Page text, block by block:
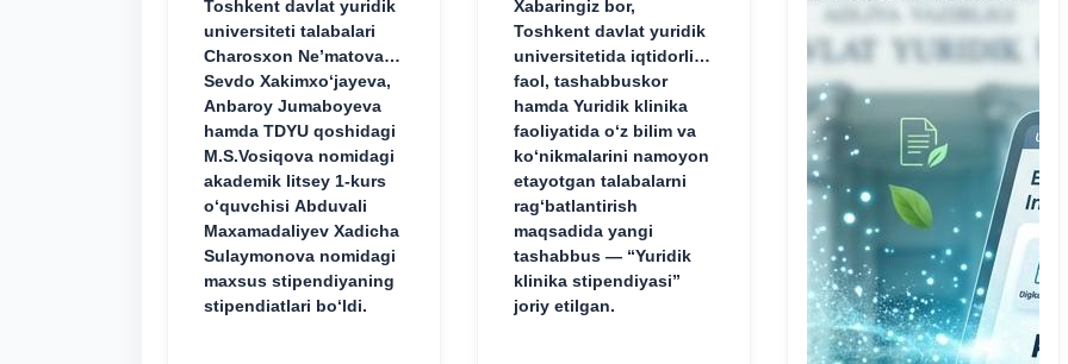
Toshkent davlat yuridik
universiteti talabalari
Charosxon Ne’matova,
Sevdo Xakimxo‘jayeva,
Anbaroy Jumaboyeva
hamda TDYU qoshidagi
M.S.Vosiqova nomidagi
akademik litsey 1-kurs
o‘quvchisi Abduvali
Maxamadaliyev Xadicha
Sulaymonova nomidagi
maxsus stipendiyaning
stipendiatlari bo‘ldi.
Xabaringiz bor,
Toshkent davlat yuridik
universitetida iqtidorli,
faol, tashabbuskor
hamda Yuridik klinika
faoliyatida o‘z bilim va
ko‘nikmalarini namoyon
etayotgan talabalarni
rag‘batlantirish
maqsadida yangi
tashabbus — “Yuridik
klinika stipendiyasi”
joriy etilgan.